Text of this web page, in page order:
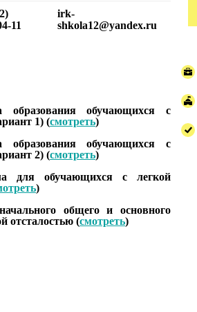
11
irk-
shkola12@yandex.ru
образования обучающихся с
1) (смотреть)
образования обучающихся с
2) (смотреть)
для обучающихся с легкой
)
общего и основного
отсталостью (смотреть)